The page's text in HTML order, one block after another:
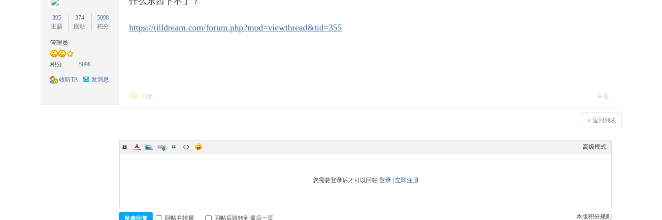
395
主题
374
回帖
5098
积分
管理员
积分 5098
收听TA 发消息
https://tilldream.com/forum.php?mod=viewthread&tid=355
回复 举报
返回列表
高级模式
您需要登录后才可以回帖 登录| 立即注册
本版积分规则
发表回复 回帖并转播 回帖后跳转到最后一页